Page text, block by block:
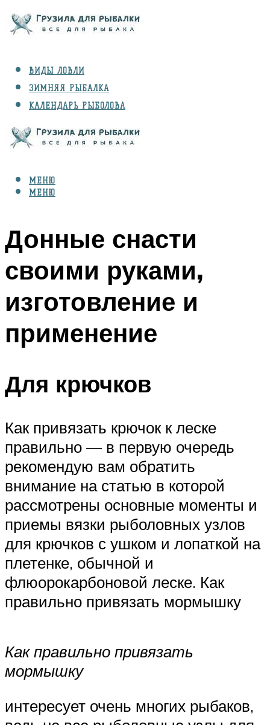
ВИДЫ ЛОВЛИ
ЗИМНЯЯ РЫБАЛКА
КАЛЕНДАРЬ РЫБОЛОВА
СНАРЯЖЕНИЕ
МЕНЮ
МЕНЮ
Донные снасти
своими руками,
изготовление и
применение
Для крючков
Как привязать крючок к леске
правильно — в первую очередь
рекомендую вам обратить
внимание на статью в которой
рассмотрены основные моменты и
приемы вязки рыболовных узлов
для крючков с ушком и лопаткой на
плетенке, обычной и
флюорокарбоновой леске. Как
правильно привязать мормышку
Как правильно привязать
мормышку
интересует очень многих рыбаков,